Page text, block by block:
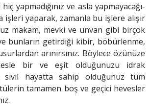
yapmadığınız ve asla yapmayacağı­
işleri yaparak, zamanla bu işlere alışır
makam, mevki ve unvan gibi birçok
bunların getirdiği kibir, böbürlen­me,
arınırsınız. Böylece özünüze
bir ve eşit olduğunuzu idrak
sivil hayatta sahip olduğunuz tüm
tamamen boş ve geçici hevesler